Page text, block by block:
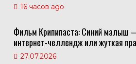
16 часов ago
Фильм Крипипаста: Синий малыш
интернет-челлендж или жуткая
27.07.2026